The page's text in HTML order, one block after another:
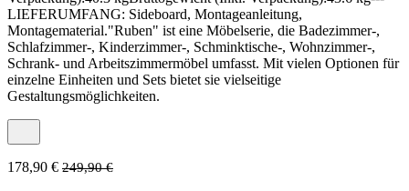
LIEFERUMFANG: Sideboard, Montageanleitung,
Montagematerial."Ruben" ist eine Möbelserie, die Badezimmer-,
Schlafzimmer-, Kinderzimmer-, Schminktische-, Wohnzimmer-,
Schrank- und Arbeitszimmermöbel umfasst. Mit vielen Optionen für
einzelne Einheiten und Sets bietet sie vielseitige
Gestaltungsmöglichkeiten.
178,90 € 249,90 €